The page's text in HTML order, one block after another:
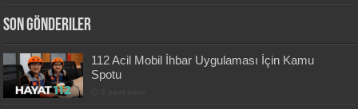
Son Gönderiler
112 Acil Mobil İhbar Uygulaması İçin Kamu
Spotu